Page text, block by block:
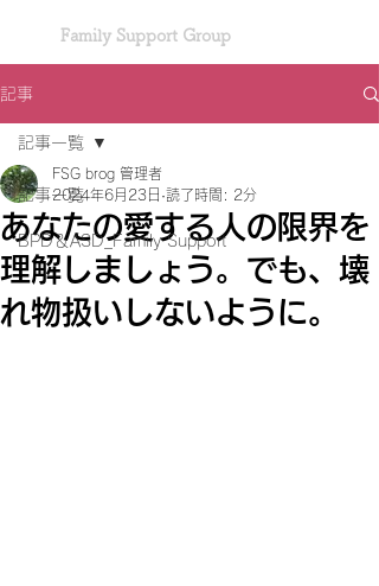
Family Support Group
記事
記事一覧
BPD＆ASD_Family Support
記事一覧
あなたの愛する人の限界を
理解しましょう。でも、壊
れ物扱いしないように。
FSG brog 管理者
2024年6月23日 読了時間: 2分